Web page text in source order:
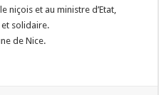
niçois et au ministre d’Etat,
solidaire.
de Nice.